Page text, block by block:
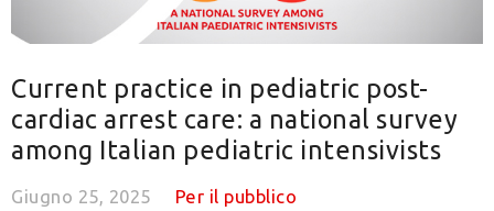
Current practice in pediatric post-
cardiac arrest care: a national survey
among Italian pediatric intensivists
Giugno 25, 2025 Per il pubblico